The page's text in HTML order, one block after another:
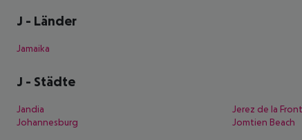
J - Länder
Jamaika
J - Städte
Jandia Jerez de la
Johannesburg
Jomtien Beach